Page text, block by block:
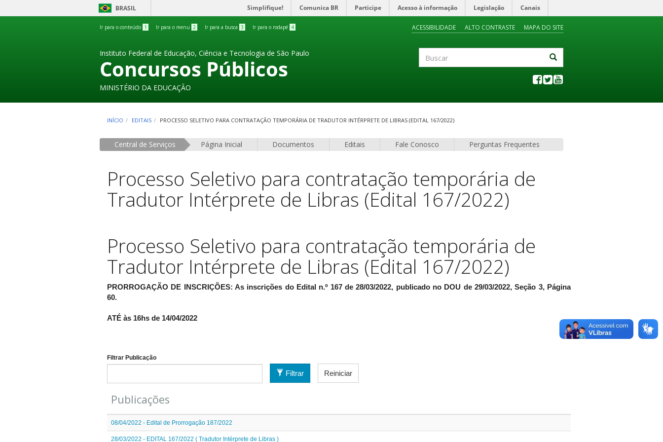
BRASIL Simplifique! Comunica BR Participe Acesso à informação Legislação Canais
Ir para o conteúdo 1 Ir para o menu 2 Ir para a busca 3 Ir para o rodapé 4 ACESSIBILIDADE ALTO CONTRASTE MAPA DO SITE
Instituto Federal de Educação, Ciência e Tecnologia de São Paulo
Concursos Públicos
MINISTÉRIO DA EDUCAÇÃO
INÍCIO EDITAIS PROCESSO SELETIVO PARA CONTRATAÇÃO TEMPORÁRIA DE TRADUTOR INTÉRPRETE DE LIBRAS (EDITAL 167/2022)
Central de Serviços Página Inicial Documentos Editais Fale Conosco Perguntas Frequentes
Processo Seletivo para contratação temporária de
Tradutor Intérprete de Libras (Edital 167/2022)
Processo Seletivo para contratação temporária de
Tradutor Intérprete de Libras (Edital 167/2022)
PRORROGAÇÃO DE INSCRIÇÕES: As inscrições do Edital n.º 167 de 28/03/2022, publicado no DOU de 29/03/2022, Seção 3, Página
60.
ATÉ às 16hs de 14/04/2022
Filtrar Publicação
Filtrar Reiniciar
Publicações
08/04/2022 - Edital de Prorrogação 187/2022
28/03/2022 - EDITAL 167/2022 ( Tradutor Intérprete de Libras )